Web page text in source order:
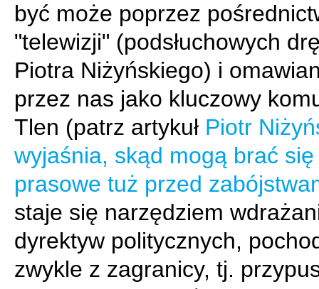
być może poprzez
"telewizji" (podsłuchowych
Piotra Niżyńskiego) i
przez nas jako kluczowy
Tlen (patrz artykuł Piotr
wyjaśnia, skąd mogą brać
prasowe tuż przed
staje się narzędziem
dyrektyw politycznych,
zwykle z zagranicy, tj.